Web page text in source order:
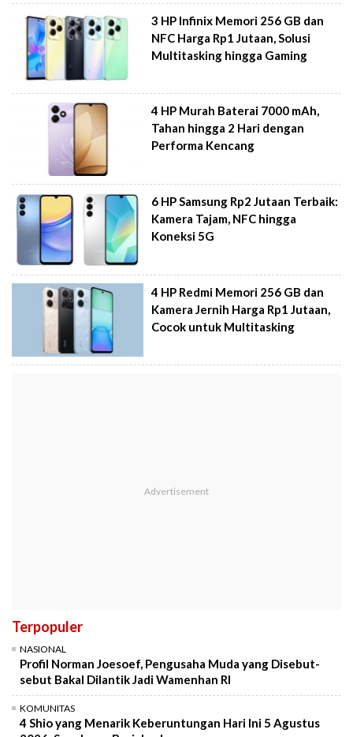
3 HP Infinix Memori 256 GB dan
NFC Harga Rp1 Jutaan, Solusi
Multitasking hingga Gaming
4 HP Murah Baterai 7000 mAh,
Tahan hingga 2 Hari dengan
Performa Kencang
6 HP Samsung Rp2 Jutaan Terbaik:
Kamera Tajam, NFC hingga
Koneksi 5G
4 HP Redmi Memori 256 GB dan
Kamera Jernih Harga Rp1 Jutaan,
Cocok untuk Multitasking
Terpopuler
NASIONAL
Profil Norman Joesoef, Pengusaha Muda yang Disebut-
sebut Bakal Dilantik Jadi Wamenhan RI
KOMUNITAS
4 Shio yang Menarik Keberuntungan Hari Ini 5 Agustus